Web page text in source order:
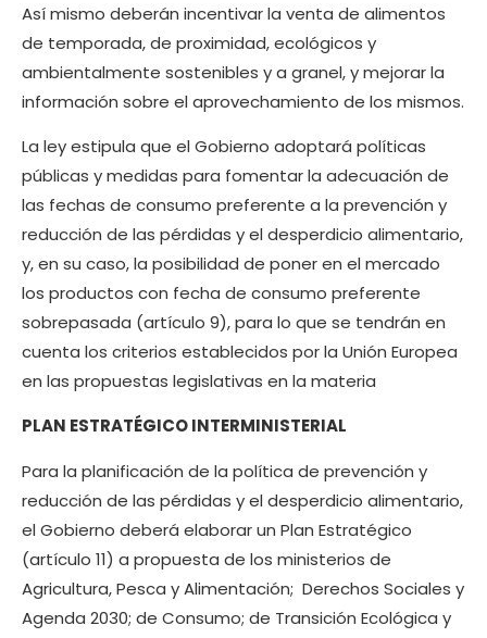
Así mismo deberán incentivar la venta de alimentos
de temporada, de proximidad, ecológicos y
ambientalmente sostenibles y a granel, y mejorar la
información sobre el aprovechamiento de los mismos.
La ley estipula que el Gobierno adoptará políticas
públicas y medidas para fomentar la adecuación de
las fechas de consumo preferente a la prevención y
reducción de las pérdidas y el desperdicio alimentario,
y, en su caso, la posibilidad de poner en el mercado
los productos con fecha de consumo preferente
sobrepasada (artículo 9), para lo que se tendrán en
cuenta los criterios establecidos por la Unión Europea
en las propuestas legislativas en la materia
PLAN ESTRATÉGICO INTERMINISTERIAL
Para la planificación de la política de prevención y
reducción de las pérdidas y el desperdicio alimentario,
el Gobierno deberá elaborar un Plan Estratégico
(artículo 11) a propuesta de los ministerios de
Agricultura, Pesca y Alimentación; Derechos Sociales y
Agenda 2030; de Consumo; de Transición Ecológica y